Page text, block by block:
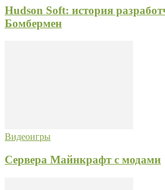
Hudson Soft: история
Бомбермен
Видеоигры
Сервера Майнкрафт с модами